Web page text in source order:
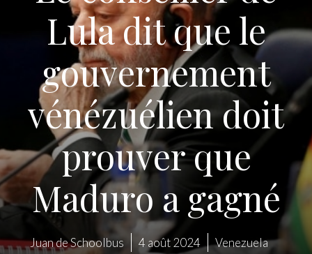
Lula dit que le
gouvernement
vénézuélien doit
prouver que
Maduro a gagné
Juan de Schoolbus 4 août 2024 Venezuela